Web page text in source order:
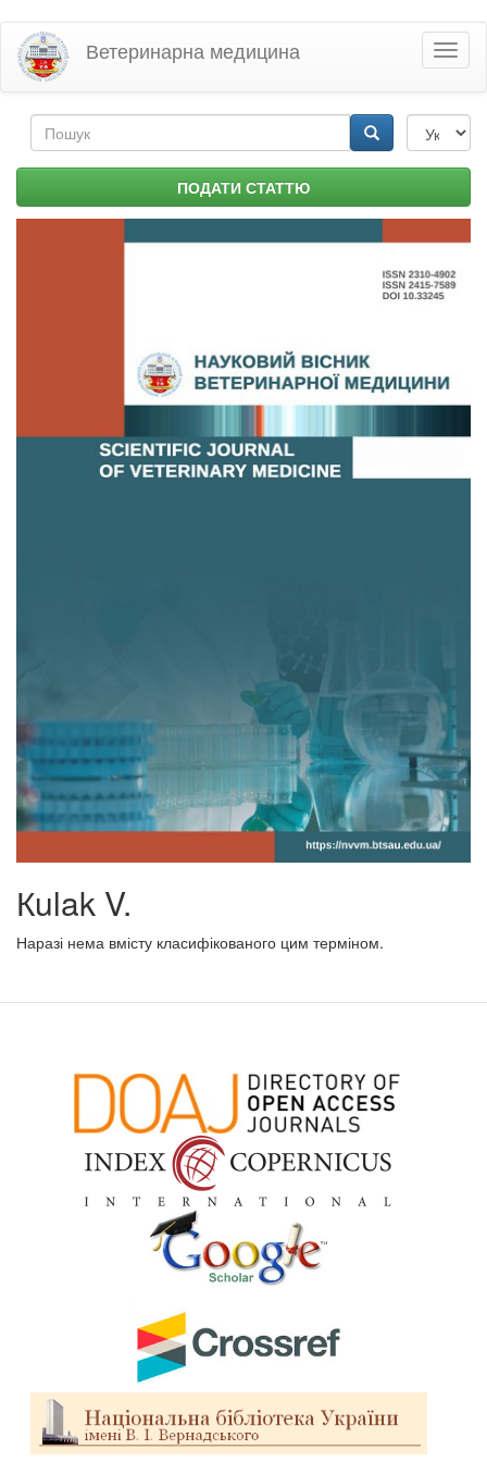
Перейти
основного
матеріалу
Ветеринарна медицина
Пошукова
форма ПОДАТИ СТАТТЮ
Кulak V.
Наразі нема вмісту класифікованого цим терміном.